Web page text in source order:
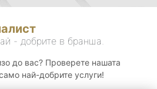
- добрите в бранша.
до вас? Проверете нашата
най-добрите услуги!